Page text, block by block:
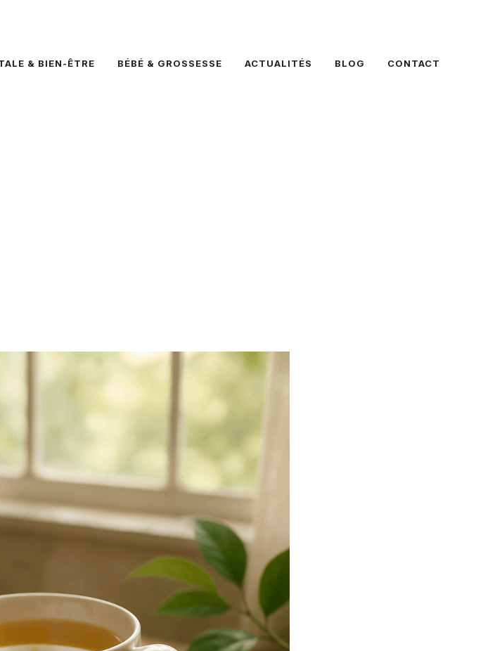
& BIEN-ÊTRE BÉBÉ & GROSSESSE ACTUALITÉS BLOG CONTACT